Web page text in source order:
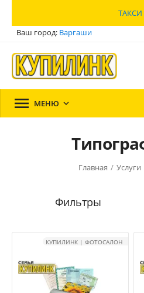
ТАКСИ
Ваш город: Варгаши
 МЕНЮ 
Главная / Услуги
КУПИЛИНК | ФОТОСАЛОН